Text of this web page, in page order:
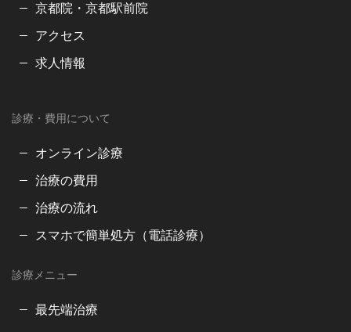
京都院・京都駅前院
アクセス
求人情報
診療・費用について
オンライン診療
治療の費用
治療の流れ
スマホで簡単処方（電話診療）
診療メニュー
最先端治療